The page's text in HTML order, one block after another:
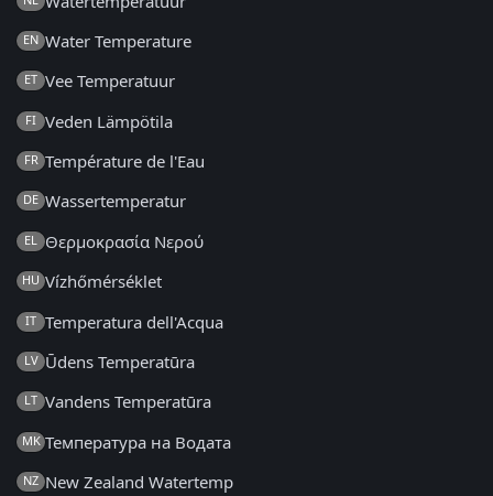
EN Water Temperature
ET Vee Temperatuur
FI Veden Lämpötila
FR Température de l'Eau
DE Wassertemperatur
EL Θερμοκρασία Νερού
HU Vízhőmérséklet
IT Temperatura dell'Acqua
LV Ūdens Temperatūra
LT Vandens Temperatūra
MK Температура на Водата
NZ New Zealand Watertemp